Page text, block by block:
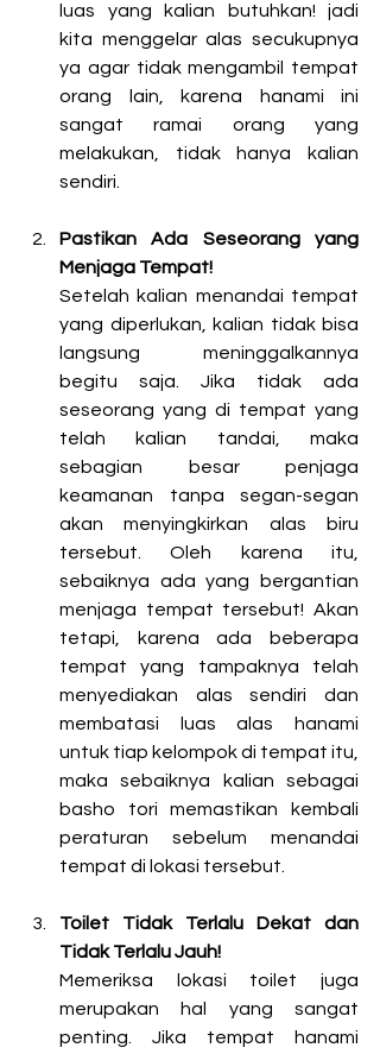
luas yang kalian butuhkan! jadi
kita menggelar alas secukupnya
ya agar tidak mengambil tempat
orang lain, karena hanami ini
sangat ramai orang yang
melakukan, tidak hanya kalian
sendiri.
Pastikan Ada Seseorang yang
Menjaga Tempat!
Setelah kalian menandai tempat
yang diperlukan, kalian tidak bisa
langsung meninggalkannya
begitu saja. Jika tidak ada
seseorang yang di tempat yang
telah kalian tandai, maka
sebagian besar penjaga
keamanan tanpa segan-segan
akan menyingkirkan alas biru
tersebut. Oleh karena itu,
sebaiknya ada yang bergantian
menjaga tempat tersebut! Akan
tetapi, karena ada beberapa
tempat yang tampaknya telah
menyediakan alas sendiri dan
membatasi luas alas hanami
untuk tiap kelompok di tempat itu,
maka sebaiknya kalian sebagai
basho tori memastikan kembali
peraturan sebelum menandai
tempat di lokasi tersebut.
Toilet Tidak Terlalu Dekat dan
Tidak Terlalu Jauh!
Memeriksa lokasi toilet juga
merupakan hal yang sangat
penting. Jika tempat hanami